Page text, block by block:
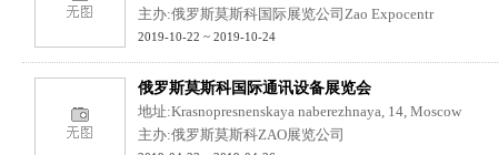
主办:俄罗斯莫斯科国际展览公司Zao Expocentr
2019-10-22 ~ 2019-10-24
俄罗斯莫斯科国际通讯设备展览会
地址:Krasnopresnenskaya naberezhnaya, 14, Moscow
主办:俄罗斯莫斯科ZAO展览公司